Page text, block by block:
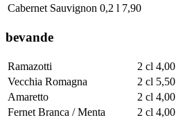
Cabernet Sauvignon 0,2 l 7,90
bevande
Ramazotti 2 cl 4,00
Vecchia Romagna
2 cl 5,50
Amaretto
2 cl 4,00
Fernet Branca / Menta
2 cl 4,00